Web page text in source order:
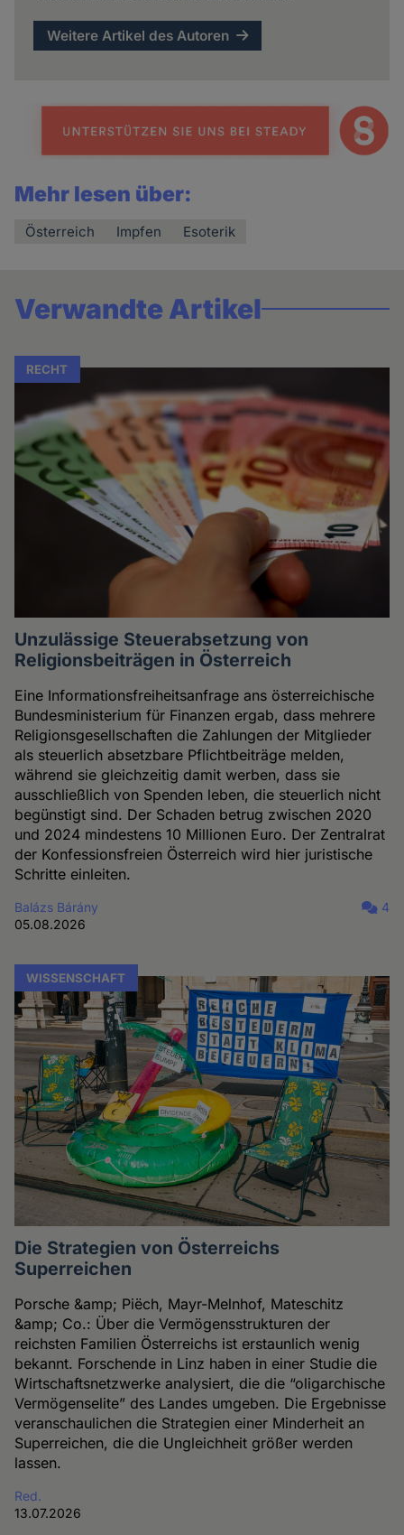
Weitere Artikel des Autoren
Mehr lesen über:
Österreich Impfen Esoterik
Verwandte Artikel
RECHT
Unzulässige Steuerabsetzung von
Religionsbeiträgen in Österreich
Eine Informationsfreiheitsanfrage ans österreichische
Bundesministerium für Finanzen ergab, dass mehrere
Religionsgesellschaften die Zahlungen der Mitglieder
als steuerlich absetzbare Pflichtbeiträge melden,
während sie gleichzeitig damit werben, dass sie
ausschließlich von Spenden leben, die steuerlich nicht
begünstigt sind. Der Schaden betrug zwischen 2020
und 2024 mindestens 10 Millionen Euro. Der Zentralrat
der Konfessionsfreien Österreich wird hier juristische
Schritte einleiten.
Balázs Bárány
05.08.2026
4
WISSENSCHAFT
Die Strategien von Österreichs
Superreichen
Porsche &amp; Piëch, Mayr-Melnhof, Mateschitz
&amp; Co.: Über die Vermögensstrukturen der
reichsten Familien Österreichs ist erstaunlich wenig
bekannt. Forschende in Linz haben in einer Studie die
Wirtschaftsnetzwerke analysiert, die die “oligarchische
Vermögenselite” des Landes umgeben. Die Ergebnisse
veranschaulichen die Strategien einer Minderheit an
Superreichen, die die Ungleichheit größer werden
lassen.
Red.
13.07.2026